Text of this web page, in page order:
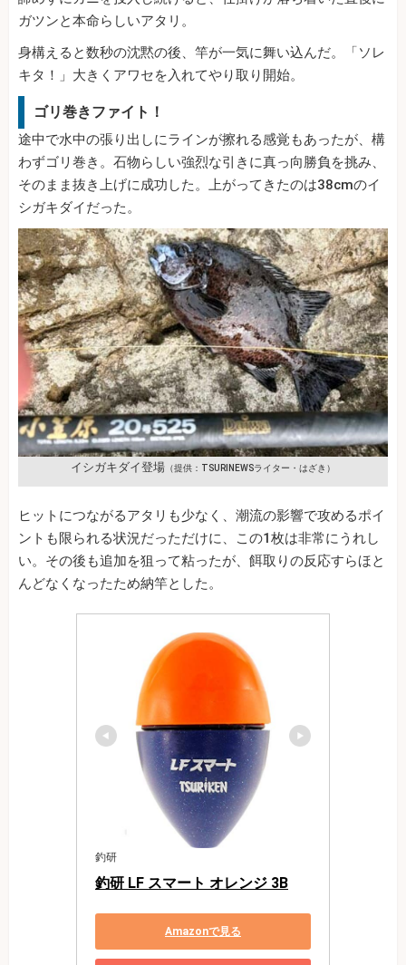
ガツンと本命らしいアタリ。
身構えると数秒の沈黙の後、竿が一気に舞い込んだ。「ソレ
キタ！」大きくアワセを入れてやり取り開始。
ゴリ巻きファイト！
途中で水中の張り出しにラインが擦れる感覚もあったが、構
わずゴリ巻き。石物らしい強烈な引きに真っ向勝負を挑み、
そのまま抜き上げに成功した。上がってきたのは38cmのイ
シガキダイだった。
イシガキダイ登場 （提供：TSURINEWSライター・はざき）
ヒットにつながるアタリも少なく、潮流の影響で攻めるポイ
ントも限られる状況だっただけに、この1枚は非常にうれし
い。その後も追加を狙って粘ったが、餌取りの反応すらほと
んどなくなったため納竿とした。
釣研
釣研 LF スマート オレンジ 3B
Amazonで見る